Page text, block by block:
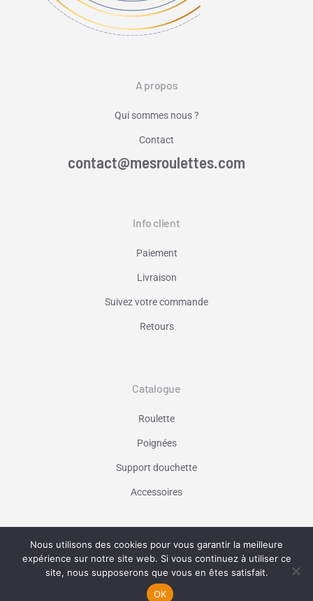
A propos
Qui sommes nous ?
Contact
contact@mesroulettes.com
Info client
Paiement
Livraison
Suivez votre commande
Retours
Catalogue
Roulette
Poignées
Support douchette
Accessoires
Vaniseo - votre agence web à Marseille -
En savoir plus
Nous utilisons des cookies pour vous garantir la meilleure
expérience sur notre site web. Si vous continuez à utiliser ce
site, nous supposerons que vous en êtes satisfait.
OK